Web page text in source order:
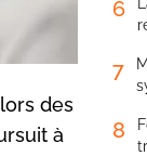
des
à
6
7
8